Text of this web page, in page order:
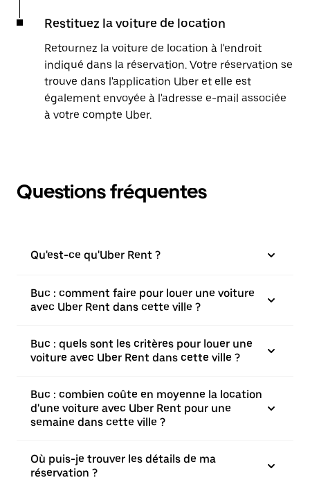
Restituez la voiture de location
Retournez la voiture de location à l'endroit
indiqué dans la réservation. Votre réservation se
trouve dans l'application Uber et elle est
également envoyée à l'adresse e-mail associée
à votre compte Uber.
Questions fréquentes
Qu'est-ce qu'Uber Rent ?
Buc : comment faire pour louer une voiture
avec Uber Rent dans cette ville ?
Buc : quels sont les critères pour louer une
voiture avec Uber Rent dans cette ville ?
Buc : combien coûte en moyenne la location
d'une voiture avec Uber Rent pour une
semaine dans cette ville ?
Où puis-je trouver les détails de ma
réservation ?